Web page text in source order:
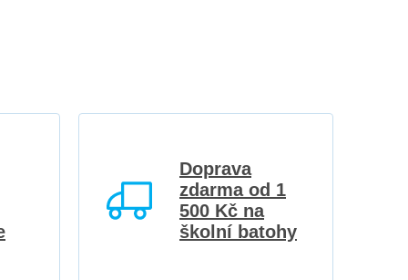
Doprava
zdarma od 1
500 Kč na
školní batohy